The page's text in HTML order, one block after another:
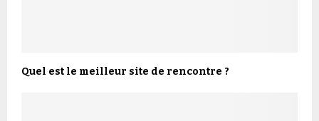
Quel est le meilleur site de rencontre ?